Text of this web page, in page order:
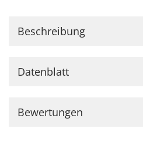
Beschreibung
Datenblatt
Bewertungen